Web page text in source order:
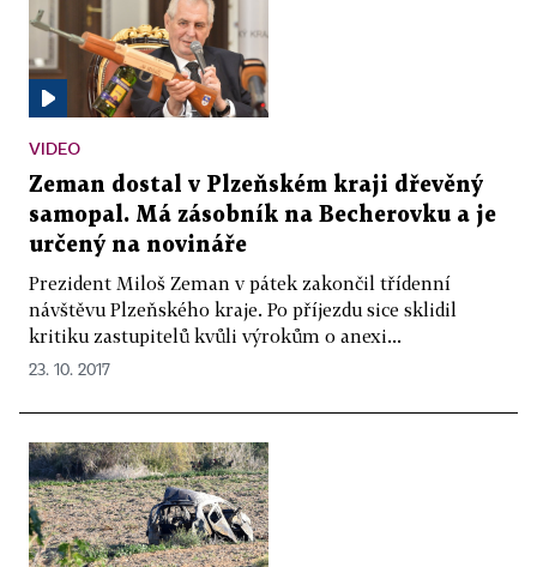
VIDEO
Zeman dostal v Plzeňském kraji dřevěný
samopal. Má zásobník na Becherovku a je
určený na novináře
Prezident Miloš Zeman v pátek zakončil třídenní
návštěvu Plzeňského kraje. Po příjezdu sice sklidil
kritiku zastupitelů kvůli výrokům o anexi...
23. 10. 2017